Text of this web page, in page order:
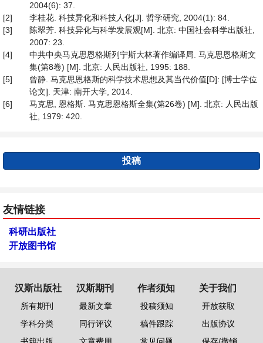
2004(6): 37.
[2]
李桂花. 科技异化和科技人化[J]. 哲学研究, 2004(1): 84.
[3]
陈翠芳. 科技异化与科学发展观[M]. 北京: 中国社会科学出版社,
2007: 23.
[4]
中共中央马克思恩格斯列宁斯大林著作编译局. 马克思恩格斯文
集(第8卷) [M]. 北京: 人民出版社, 1995: 188.
[5]
曾静. 马克思恩格斯的科学技术思想及其当代价值[D]: [博士学位
论文]. 天津: 南开大学, 2014.
[6]
马克思, 恩格斯. 马克思恩格斯全集(第26卷) [M]. 北京: 人民出版
社, 1979: 420.
投稿
友情链接
科研出版社
开放图书馆
汉斯出版社
所有期刊
学科分类
汉斯期刊
最新文章
同行评议
作者须知
投稿须知
稿件跟踪
关于我们
开放获取
出版协议